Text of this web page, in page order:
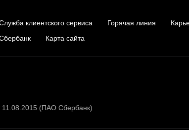
клиентского сервиса Горячая линия
Карта сайта
11.08.2015 (ПАО Сбербанк)